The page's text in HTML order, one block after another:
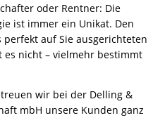
oder Rentner: Die
ist immer ein Unikat. Den
perfekt auf Sie ausgerichteten
es nicht – vielmehr bestimmt
wir bei der Delling &
mbH unsere Kunden ganz